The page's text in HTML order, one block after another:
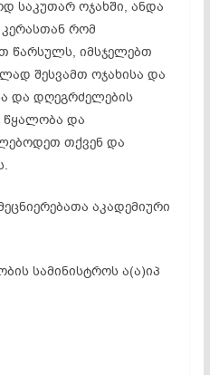
საკუთარ ოჯახში, ანდა
რომ
წარსულს, იმსჯელებთ
შესვამთ ოჯახისა და
და დღეგრძელების
და
თქვენ და
აკადემიური
სამინისტროს ა(ა)იპ